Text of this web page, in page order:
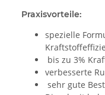
Praxisvorteile:
spezielle
bis zu 3%
verbesserte
sehr gute